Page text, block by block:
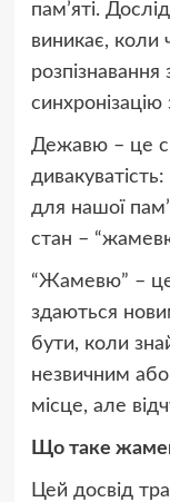
пам’яті.
виникає, коли
синхронізацію
Дежавю – це
для нашої
стан –
“Жамевю” – це
здаються
бути, коли
незвичним
місце, але
Що таке
Цей досвід